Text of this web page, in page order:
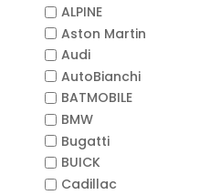
ALPINE
Aston Martin
Audi
AutoBianchi
BATMOBILE
BMW
Bugatti
BUICK
Cadillac